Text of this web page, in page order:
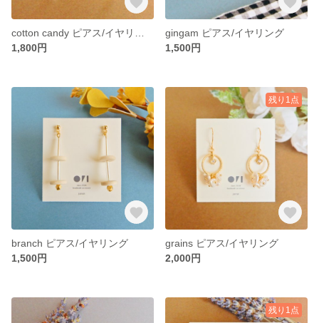
1,800円
gingam ピアス/イヤリング
1,500円
branch ピアス/イヤリング
1,500円
残り1点
grains ピアス/イヤリング
2,000円
残り1点